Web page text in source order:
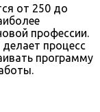
от 250 до
профессии.
процесс
программу